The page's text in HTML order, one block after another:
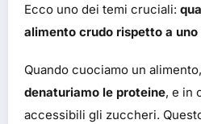
Ecco uno dei temi cruciali:
alimento crudo rispetto a
Quando cuociamo un alimento,
denaturiamo le proteine, e in
accessibili gli zuccheri.